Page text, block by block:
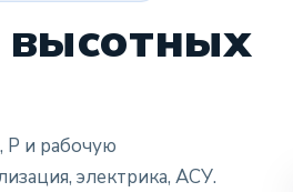
высотных
Р и рабочую
электрика, АСУ.